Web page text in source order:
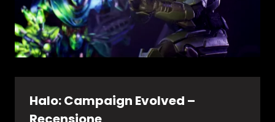
Halo: Campaign Evolved –